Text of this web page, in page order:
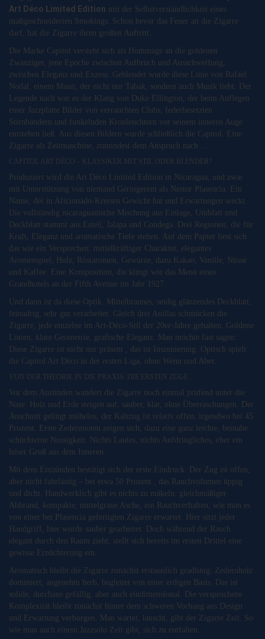
Art Déco Limited Edition mit der Selbstverständlichkeit eines
maßgeschneiderten Smokings. Schon bevor das Feuer an die Zigarre
darf, hat die Zigarre ihren großen Auftritt.
Die Marke Capitol versteht sich als Hommage an die goldenen
Zwanziger, jene Epoche zwischen Aufbruch und Ausschweifung,
zwischen Eleganz und Exzess. Geblendet wurde diese Linie von Rafael
Nodal, einem Mann, der nicht nur Tabak, sondern auch Musik liebt. Der
Legende nach war es der Klang von Duke Ellington, der beim Auflegen
einer Jazzplatte Bilder von verrauchten Clubs, federbesetzten
Stirnbändern und funkelnden Kronleuchtern vor seinem inneren Auge
entstehen ließ. Aus diesen Bildern wurde schließlich die Capitol. Eine
Zigarre als Zeitmaschine, zumindest dem Anspruch nach …
CAPITOL ART DÉCO – KLASSIKER MIT STIL ODER BLENDER?
Produziert wird die Art Déco Limited Edition in Nicaragua, und zwar
mit Unterstützung von niemand Geringerem als Nestor Plasencia. Ein
Name, der in Aficionado-Kreisen Gewicht hat und Erwartungen weckt.
Die vollständig nicaraguanische Mischung aus Einlage, Umblatt und
Deckblatt stammt aus Estelí, Jalapa und Condega. Drei Regionen, die für
Kraft, Eleganz und aromatische Tiefe stehen. Auf dem Papier liest sich
das wie ein Versprechen: mittelkräftiger Charakter, elegantes
Aromenspiel, Holz, Röstaromen, Gewürze, dazu Kakao, Vanille, Nüsse
und Kaffee. Eine Komposition, die klingt wie das Menü eines
Grandhotels an der Fifth Avenue im Jahr 1927.
Und dann ist da diese Optik. Mittelbraunes, seidig glänzendes Deckblatt,
feinadrig, sehr gut verarbeitet. Gleich drei Anillas schmücken die
Zigarre, jede einzelne im Art-Déco-Stil der 20er-Jahre gehalten. Goldene
Linien, klare Geometrie, grafische Eleganz. Man möchte fast sagen:
Diese Zigarre ist nicht nur präsent , das ist Inszenierung. Optisch spielt
die Capitol Art Déco in der ersten Liga, ohne Wenn und Aber.
VON DER THEORIE IN DIE PRAXIS: DIE ERSTEN ZÜGE
Vor dem Anzünden wandert die Zigarre noch einmal prüfend unter die
Nase. Holz und Erde steigen auf, sauber, klar, ohne Überraschungen. Der
Anschnitt gelingt mühelos, der Kaltzug ist relativ offen, irgendwo bei 45
Prozent. Erste Zedernnoten zeigen sich, dazu eine ganz leichte, beinahe
schüchterne Nussigkeit. Nichts Lautes, nichts Aufdringliches, eher ein
leiser Gruß aus dem Inneren.
Mit dem Entzünden bestätigt sich der erste Eindruck. Der Zug ist offen,
aber nicht fahrlässig – bei etwa 50 Prozent , das Rauchvolumen üppig
und dicht. Handwerklich gibt es nichts zu mäkeln: gleichmäßiger
Abbrand, kompakte, mittelgraue Asche, ein Rauchverhalten, wie man es
von einer bei Plasencia gefertigten Zigarre erwartet. Hier sitzt jeder
Handgriff, hier wurde sauber gearbeitet. Doch während der Rauch
elegant durch den Raum zieht, stellt sich bereits im ersten Drittel eine
gewisse Ernüchterung ein.
Aromatisch bleibt die Zigarre zunächst erstaunlich gradlinig. Zedernholz
dominiert, angenehm herb, begleitet von einer erdigen Basis. Das ist
solide, durchaus gefällig, aber auch eindimensional. Die versprochene
Komplexität bleibt zunächst hinter dem schweren Vorhang aus Design
und Erwartung verborgen. Man wartet, lauscht, gibt der Zigarre Zeit. So
wie man auch einem Jazzsolo Zeit gibt, sich zu entfalten.